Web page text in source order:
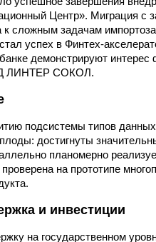
Центр». Миграция с
к сложным задачам
успех в Финтех-
демонстрируют интерес
ЛИНТЕР СОКОЛ.
подсистемы типов
достигнуты
планомерно
на прототипе
и инвестиции
на государственном